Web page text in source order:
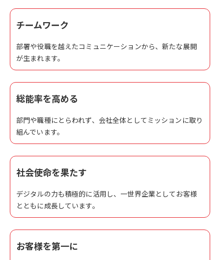
チームワーク
部署や役職を越えたコミュニケーションから、新たな展開
が生まれます。
総能率を高める
部門や職種にとらわれず、会社全体としてミッションに取り
組んでいます。
社会使命を果たす
デジタルの力も積極的に活用し、一世界企業としてお客様
とともに成長しています。
お客様を第一に